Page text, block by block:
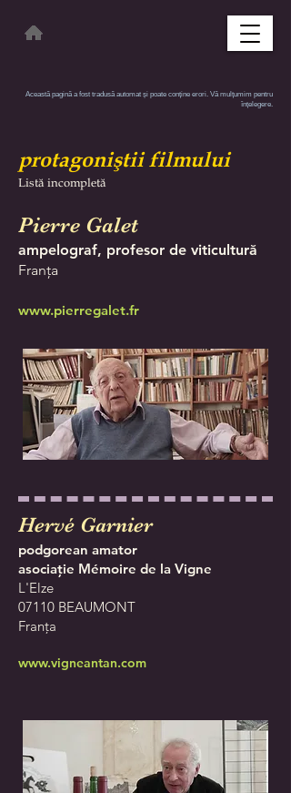
Această pagină a fost tradusă automat și poate conține erori. Vă mulțumim pentru
înțelegere.
protagoniştii filmului
Listă incompletă
Pierre Galet
ampelograf, profesor de viticultură
Franța
www.pierregalet.fr
Hervé Garnier
podgorean amator
asociație Mémoire de la Vigne
L'Elze
07110 BEAUMONT
Franța
www.vigneantan.com